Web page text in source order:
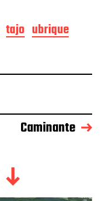
tajo ubrique
Caminante